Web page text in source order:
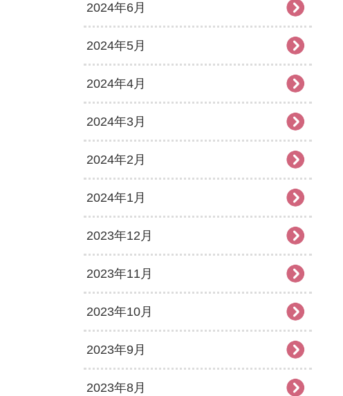
2024年6月
2024年5月
2024年4月
2024年3月
2024年2月
2024年1月
2023年12月
2023年11月
2023年10月
2023年9月
2023年8月